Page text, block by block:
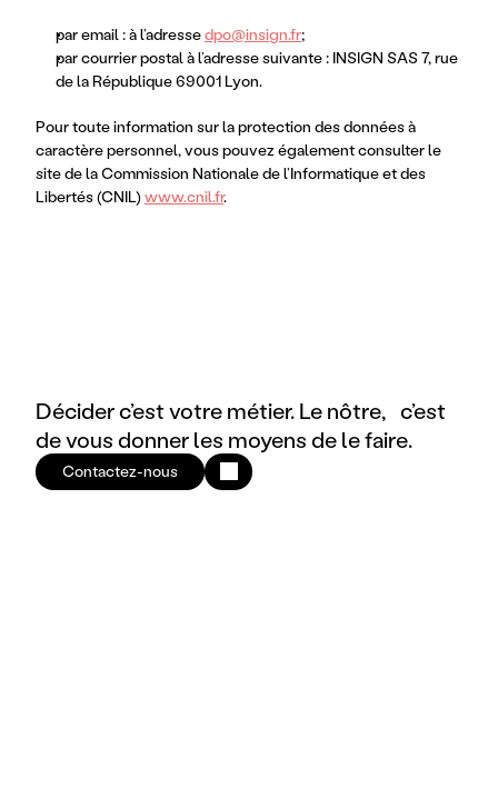
par email : à l’adressedpo@insign.fr;
par courrier postal à l’adresse suivante : INSIGN SAS 7, rue
de la République 69001 Lyon.
Pour toute information sur la protection des données à
caractère personnel, vous pouvez également consulter le
site de la Commission Nationale de l’Informatique et des
Libertés (CNIL)www.cnil.fr.
Décider c’est votre métier. Le nôtre, c’est
de vous donner les moyens de le faire.
Contactez-nous